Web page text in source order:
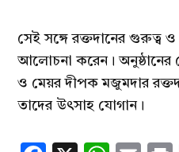
সেই সঙ্গে রক্তদানের গুরুত্ব
আলোচনা করেন। অনুষ্ঠানের
ও মেয়র দীপক মজুমদার
তাদের উৎসাহ যোগান।